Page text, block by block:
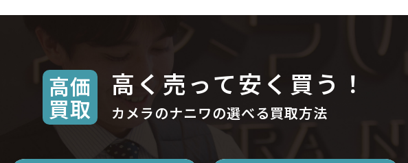
高価
買取
高く売って安く買う！
カメラのナニワの選べる買取方法